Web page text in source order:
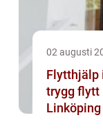
02 augusti
Flytthjälp
trygg flytt
Linköping